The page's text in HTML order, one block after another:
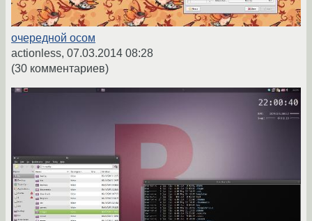
очередной осом
actionless, 07.03.2014 08:28
(30 комментариев)